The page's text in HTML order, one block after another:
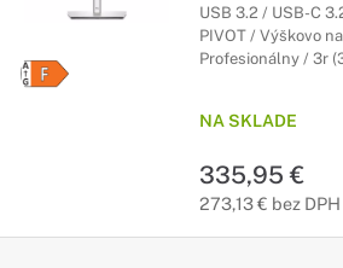
USB 3.2 / USB-C
PIVOT / Výškovo
Profesionálny / 3r
NA SKLADE
335,95 €
273,13 € bez DPH